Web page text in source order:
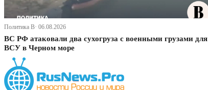
Политика В· 06.08.2026
ВС РФ атаковали два сухогруза с военными грузами для
ВСУ в Черном море